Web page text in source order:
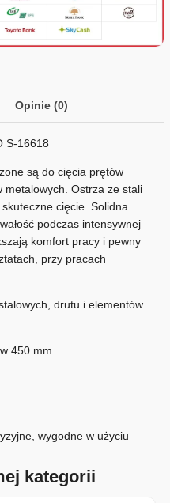
Opinie (0)
S-16618
są do cięcia prętów
metalowych. Ostrza ze stali
cięcie. Solidna
podczas intensywnej
komfort pracy i pewny
przy pracach
drutu i elementów
450 mm
wygodne w użyciu
kategorii